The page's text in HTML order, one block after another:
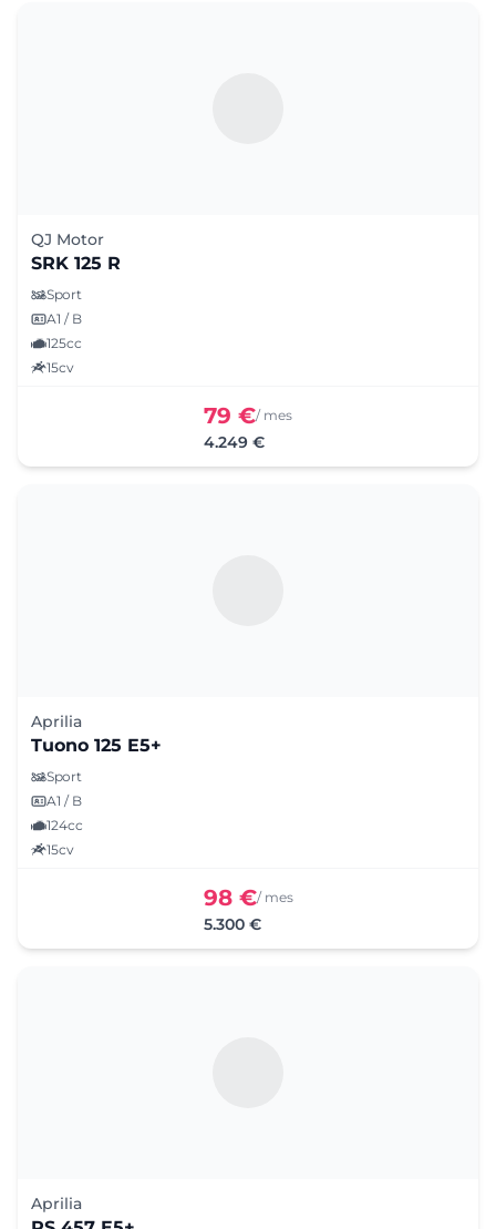
QJ Motor
SRK 125 R
Sport
A1 / B
125cc
15cv
79 €/ mes
4.249 €
Aprilia
Tuono 125 E5+
Sport
A1 / B
124cc
15cv
98 €/ mes
5.300 €
Aprilia